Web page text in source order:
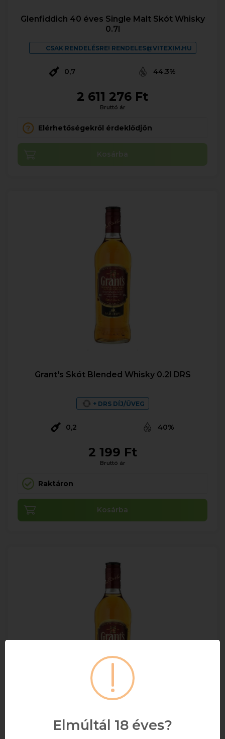
Glenfiddich 40 éves Single Malt Skót Whisky
0.7l
CSAK RENDELÉSRE! RENDELES@VITEXIM.HU
0,7 44.3%
2 611 276 Ft
Bruttó ár
Elérhetőségekről érdeklődjön
Kosárba
Grant's Skót Blended Whisky 0.2l DRS
+ DRS DÍJ/ÜVEG
0,2 40%
2 199 Ft
Bruttó ár
Raktáron
Kosárba
Grant's Skót Blended Whisky 0.5l DRS
Elmúltál 18 éves?